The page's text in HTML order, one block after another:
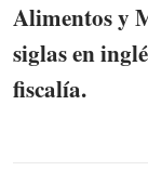
Alimentos y
siglas en
fiscalía.